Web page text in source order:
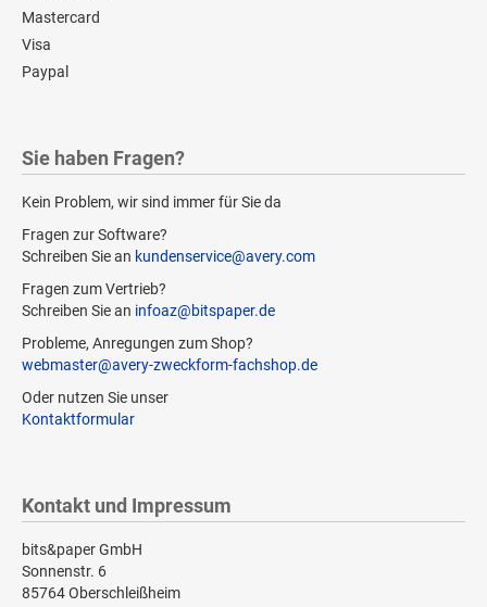
Mastercard
Visa
Paypal
Sie haben Fragen?
Kein Problem, wir sind immer für Sie da
Fragen zur Software?
Schreiben Sie an kundenservice@avery.com
Fragen zum Vertrieb?
Schreiben Sie an infoaz@bitspaper.de
Probleme, Anregungen zum Shop?
webmaster@avery-zweckform-fachshop.de
Oder nutzen Sie unser
Kontaktformular
Kontakt und Impressum
bits&paper GmbH
Sonnenstr. 6
85764 Oberschleißheim